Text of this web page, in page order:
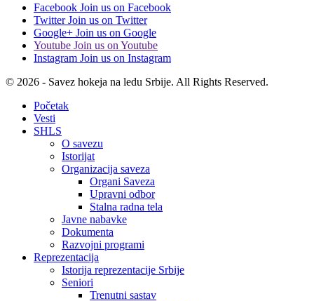
Facebook Join us on Facebook
Twitter Join us on Twitter
Google+ Join us on Google
Youtube Join us on Youtube
Instagram Join us on Instagram
© 2026 - Savez hokeja na ledu Srbije. All Rights Reserved.
Početak
Vesti
SHLS
O savezu
Istorijat
Organizacija saveza
Organi Saveza
Upravni odbor
Stalna radna tela
Javne nabavke
Dokumenta
Razvojni programi
Reprezentacija
Istorija reprezentacije Srbije
Seniori
Trenutni sastav